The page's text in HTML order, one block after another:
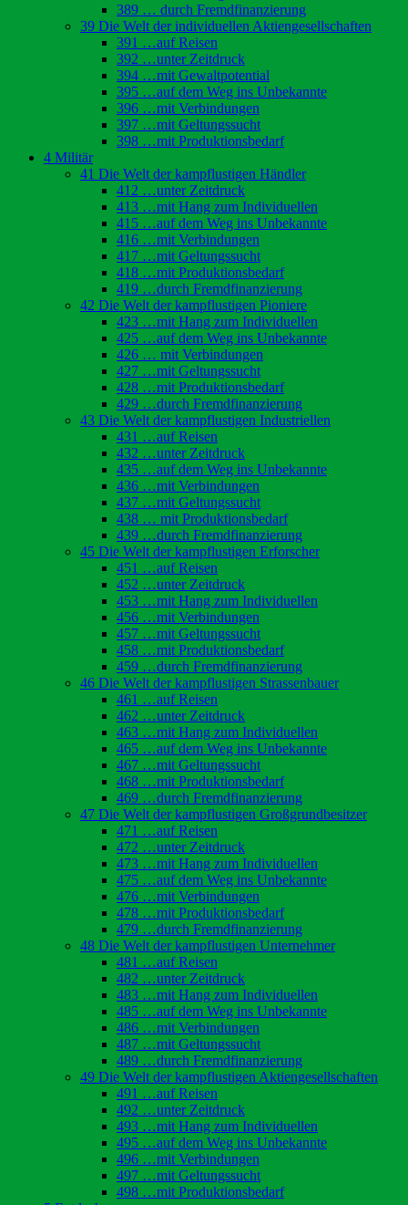
389 … durch Fremdfinanzierung
39 Die Welt der individuellen Aktiengesellschaften
391 …auf Reisen
392 …unter Zeitdruck
394 …mit Gewaltpotential
395 …auf dem Weg ins Unbekannte
396 …mit Verbindungen
397 …mit Geltungssucht
398 …mit Produktionsbedarf
4 Militär
41 Die Welt der kampflustigen Händler
412 …unter Zeitdruck
413 …mit Hang zum Individuellen
415 …auf dem Weg ins Unbekannte
416 …mit Verbindungen
417 …mit Geltungssucht
418 …mit Produktionsbedarf
419 …durch Fremdfinanzierung
42 Die Welt der kampflustigen Pioniere
423 …mit Hang zum Individuellen
425 …auf dem Weg ins Unbekannte
426 … mit Verbindungen
427 …mit Geltungssucht
428 …mit Produktionsbedarf
429 …durch Fremdfinanzierung
43 Die Welt der kampflustigen Industriellen
431 …auf Reisen
432 …unter Zeitdruck
435 …auf dem Weg ins Unbekannte
436 …mit Verbindungen
437 …mit Geltungssucht
438 … mit Produktionsbedarf
439 …durch Fremdfinanzierung
45 Die Welt der kampflustigen Erforscher
451 …auf Reisen
452 …unter Zeitdruck
453 …mit Hang zum Individuellen
456 …mit Verbindungen
457 …mit Geltungssucht
458 …mit Produktionsbedarf
459 …durch Fremdfinanzierung
46 Die Welt der kampflustigen Strassenbauer
461 …auf Reisen
462 …unter Zeitdruck
463 …mit Hang zum Individuellen
465 …auf dem Weg ins Unbekannte
467 …mit Geltungssucht
468 …mit Produktionsbedarf
469 …durch Fremdfinanzierung
47 Die Welt der kampflustigen Großgrundbesitzer
471 …auf Reisen
472 …unter Zeitdruck
473 …mit Hang zum Individuellen
475 …auf dem Weg ins Unbekannte
476 …mit Verbindungen
478 …mit Produktionsbedarf
479 …durch Fremdfinanzierung
48 Die Welt der kampflustigen Unternehmer
481 …auf Reisen
482 …unter Zeitdruck
483 …mit Hang zum Individuellen
485 …auf dem Weg ins Unbekannte
486 …mit Verbindungen
487 …mit Geltungssucht
489 …durch Fremdfinanzierung
49 Die Welt der kampflustigen Aktiengesellschaften
491 …auf Reisen
492 …unter Zeitdruck
493 …mit Hang zum Individuellen
495 …auf dem Weg ins Unbekannte
496 …mit Verbindungen
497 …mit Geltungssucht
498 …mit Produktionsbedarf